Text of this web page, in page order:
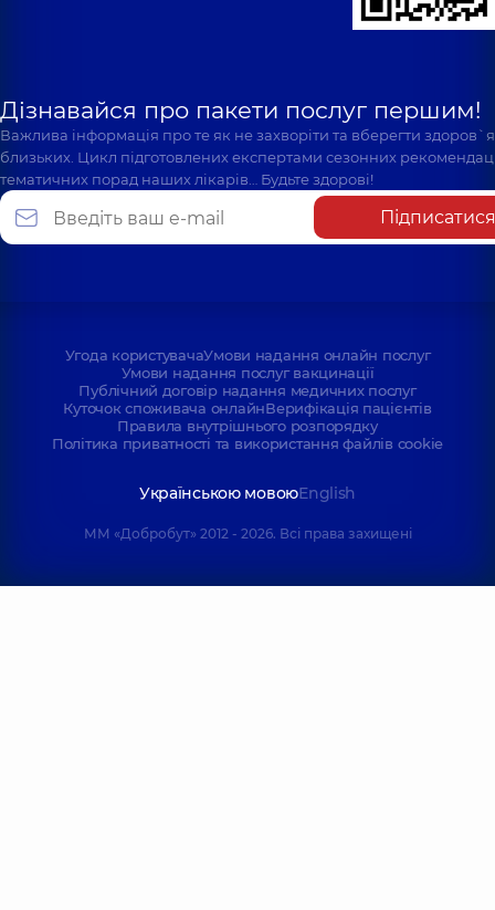
Дізнавайся про пакети послуг першим!
Важлива інформація про те як не захворіти та вберегти
близьких. Цикл підготовлених експертами сезонних
тематичних порад наших лікарів… Будьте здорові!
Підписатися
Угода користувачаУмови надання онлайн послуг
Умови надання послуг вакцинації
Публічний договір надання медичних послуг
Куточок споживача онлайнВерифікація пацієнтів
Правила внутрішнього розпорядку
Політика приватності та використання файлів cookie
Українською мовоюEnglish
ММ «Добробут» 2012 - 2026. Всі права захищені